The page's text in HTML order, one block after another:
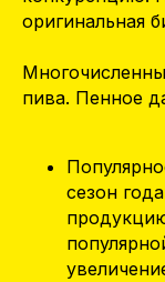
оригинальная
пива. Пенное
сезон